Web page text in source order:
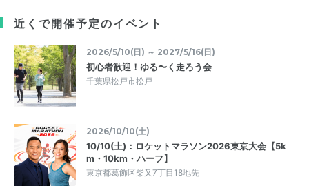
近くで開催予定のイベント
2026/5/10(日) ～ 2027/5/16(日)
初心者歓迎！ゆる〜く走ろう会
千葉県松戸市松戸
2026/10/10(土)
10/10(土)：ロケットマラソン2026東京大会【5k
m・10km・ハーフ】
東京都葛飾区柴又7丁目18地先